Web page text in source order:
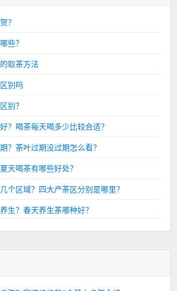
？
些？
取茶方法
别吗
别？
？喝茶每天喝多少比较合适？
？茶叶过期没过期怎么看？
天喝茶有哪些好处？
个区域？四大产茶区分别是哪里？
生？春天养生茶哪种好？